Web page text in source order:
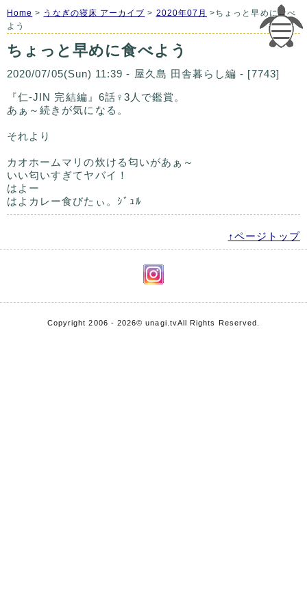
Home > うなぎの寝床 アーカイブ > 2020年07月 >ちょっと早めに食べ
よう
ちょっと早めに食べよう
2020/07/05(Sun) 11:39 - 屋久島 田舎暮らし編 - [7743]
『仁-JIN 完結編』6話♀3人で鑑賞。
あぁ～続きが気になる。
それより
カオホームマリの炊ける匂いがあぁ～
いい匂いすぎてヤバイ！
はよー
はよカレー食びたぃ。ｼﾞｭﾙ
↑ページトップ
Copyright 2006 - 2026© unagi.tvAll Rights Reserved.